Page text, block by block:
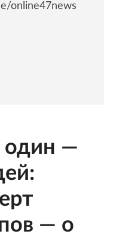
online47news
один —
— о